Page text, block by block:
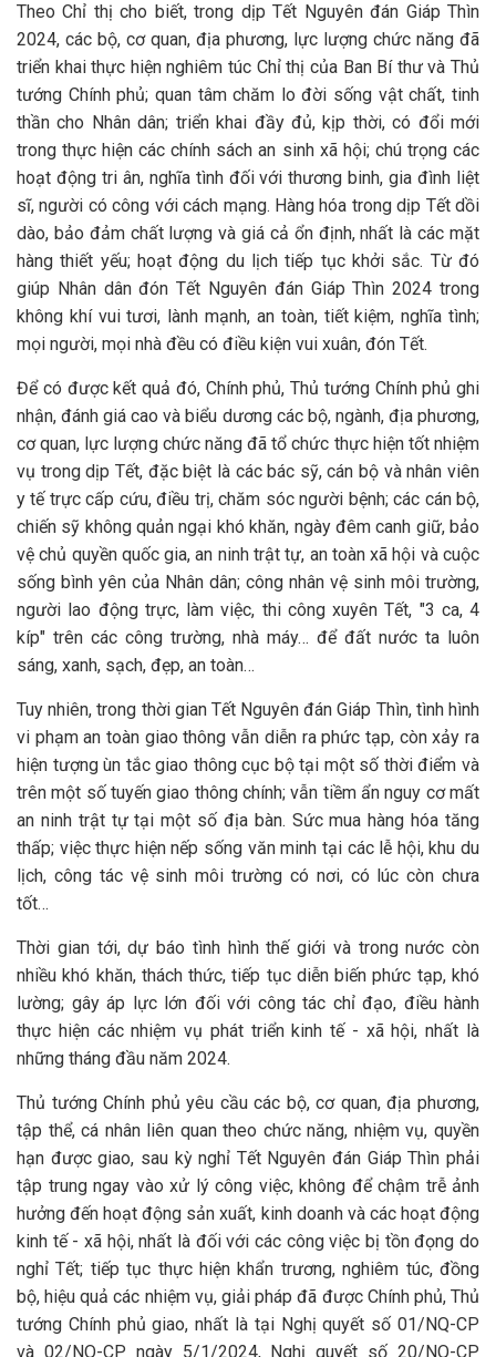
Theo Chỉ thị cho biết, trong dịp Tết Nguyên đán Giáp Thìn
2024, các bộ, cơ quan, địa phương, lực lượng chức năng đã
triển khai thực hiện nghiêm túc Chỉ thị của Ban Bí thư và Thủ
tướng Chính phủ; quan tâm chăm lo đời sống vật chất, tinh
thần cho Nhân dân; triển khai đầy đủ, kịp thời, có đổi mới
trong thực hiện các chính sách an sinh xã hội; chú trọng các
hoạt động tri ân, nghĩa tình đối với thương binh, gia đình liệt
sĩ, người có công với cách mạng. Hàng hóa trong dịp Tết dồi
dào, bảo đảm chất lượng và giá cả ổn định, nhất là các mặt
hàng thiết yếu; hoạt động du lịch tiếp tục khởi sắc. Từ đó
giúp Nhân dân đón Tết Nguyên đán Giáp Thìn 2024 trong
không khí vui tươi, lành mạnh, an toàn, tiết kiệm, nghĩa tình;
mọi người, mọi nhà đều có điều kiện vui xuân, đón Tết.
Để có được kết quả đó, Chính phủ, Thủ tướng Chính phủ ghi
nhận, đánh giá cao và biểu dương các bộ, ngành, địa phương,
cơ quan, lực lượng chức năng đã tổ chức thực hiện tốt nhiệm
vụ trong dịp Tết, đặc biệt là các bác sỹ, cán bộ và nhân viên
y tế trực cấp cứu, điều trị, chăm sóc người bệnh; các cán bộ,
chiến sỹ không quản ngại khó khăn, ngày đêm canh giữ, bảo
vệ chủ quyền quốc gia, an ninh trật tự, an toàn xã hội và cuộc
sống bình yên của Nhân dân; công nhân vệ sinh môi trường,
người lao động trực, làm việc, thi công xuyên Tết, "3 ca, 4
kíp" trên các công trường, nhà máy… để đất nước ta luôn
sáng, xanh, sạch, đẹp, an toàn…
Tuy nhiên, trong thời gian Tết Nguyên đán Giáp Thìn, tình hình
vi phạm an toàn giao thông vẫn diễn ra phức tạp, còn xảy ra
hiện tượng ùn tắc giao thông cục bộ tại một số thời điểm và
trên một số tuyến giao thông chính; vẫn tiềm ẩn nguy cơ mất
an ninh trật tự tại một số địa bàn. Sức mua hàng hóa tăng
thấp; việc thực hiện nếp sống văn minh tại các lễ hội, khu du
lịch, công tác vệ sinh môi trường có nơi, có lúc còn chưa
tốt…
Thời gian tới, dự báo tình hình thế giới và trong nước còn
nhiều khó khăn, thách thức, tiếp tục diễn biến phức tạp, khó
lường; gây áp lực lớn đối với công tác chỉ đạo, điều hành
thực hiện các nhiệm vụ phát triển kinh tế - xã hội, nhất là
những tháng đầu năm 2024.
Thủ tướng Chính phủ yêu cầu các bộ, cơ quan, địa phương,
tập thể, cá nhân liên quan theo chức năng, nhiệm vụ, quyền
hạn được giao, sau kỳ nghỉ Tết Nguyên đán Giáp Thìn phải
tập trung ngay vào xử lý công việc, không để chậm trễ ảnh
hưởng đến hoạt động sản xuất, kinh doanh và các hoạt động
kinh tế - xã hội, nhất là đối với các công việc bị tồn đọng do
nghỉ Tết; tiếp tục thực hiện khẩn trương, nghiêm túc, đồng
bộ, hiệu quả các nhiệm vụ, giải pháp đã được Chính phủ, Thủ
tướng Chính phủ giao, nhất là tại Nghị quyết số 01/NQ-CP
và 02/NQ-CP ngày 5/1/2024, Nghị quyết số 20/NQ-CP